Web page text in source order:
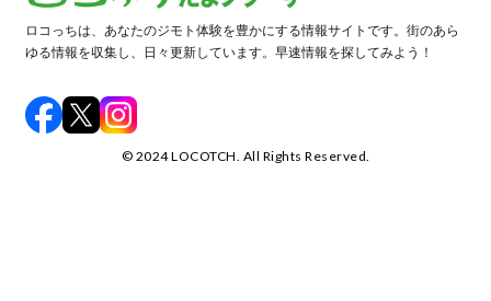
ロコっちは、あなたのジモト体験を豊かにする情報サイトです。街のあら
ゆる情報を収集し、日々更新しています。早速情報を探してみよう！
©️ 2024 LOCOTCH. All Rights Reserved.